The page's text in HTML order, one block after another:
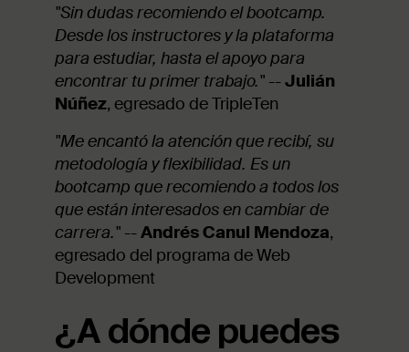
"Sin dudas recomiendo el bootcamp.
Desde los instructores y la plataforma
para estudiar, hasta el apoyo para
encontrar tu primer trabajo." --Julián
Núñez, egresado de TripleTen
"Me encantó la atención que recibí, su
metodología y flexibilidad. Es un
bootcamp que recomiendo a todos los
que están interesados en cambiar de
carrera." --Andrés Canul Mendoza,
egresado del programa de Web
Development
¿A dónde puedes